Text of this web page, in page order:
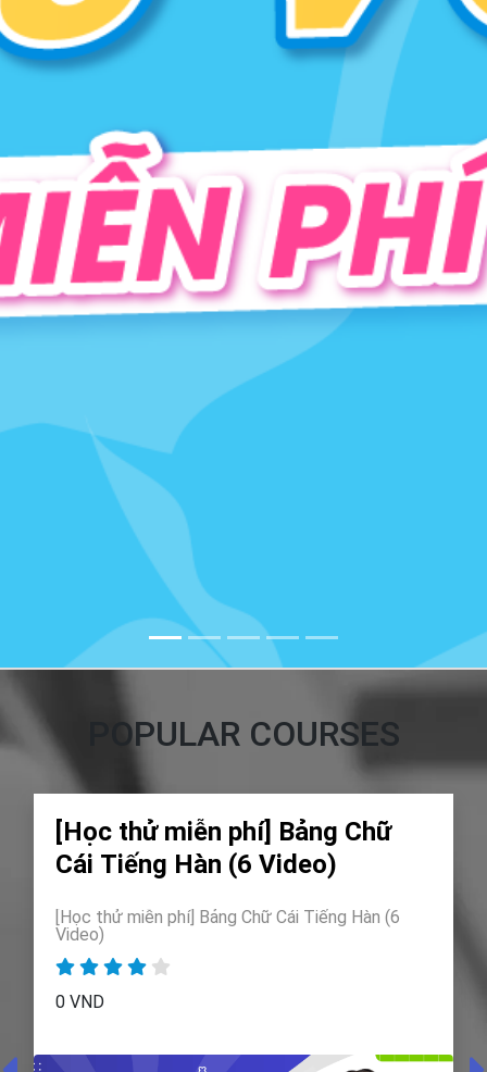
POPULAR COURSES
[Học thử miễn phí] Bảng Chữ
Cái Tiếng Hàn (6 Video)
[Học thử miễn phí] Bảng Chữ Cái Tiếng Hàn (6
Video)
0 VND